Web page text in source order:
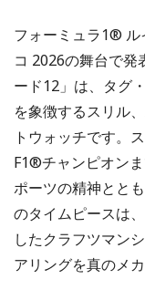
フォーミュラ1® ル
コ 2026の舞台で発
ード12」は、タグ
を象徴するスリル
トウォッチです。
F1®チャンピオン
ポーツの精神とと
のタイムピースは
したクラフツマン
アリングを真のメ